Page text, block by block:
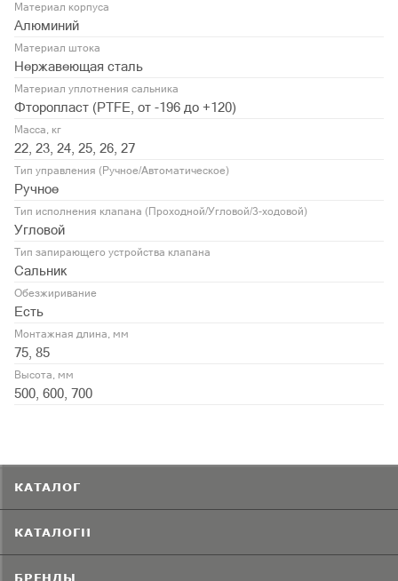
Материал корпуса
Алюминий
Материал штока
Нержавеющая сталь
Материал уплотнения сальника
Фторопласт (PTFE, от -196 до +120)
Масса, кг
22, 23, 24, 25, 26, 27
Тип управления (Ручное/Автоматическое)
Ручное
Тип исполнения клапана (Проходной/Угловой/3-ходовой)
Угловой
Тип запирающего устройства клапана
Сальник
Обезжиривание
Есть
Монтажная длина, мм
75, 85
Высота, мм
500, 600, 700
КАТАЛОГ
КАТАЛОГИ
БРЕНДЫ